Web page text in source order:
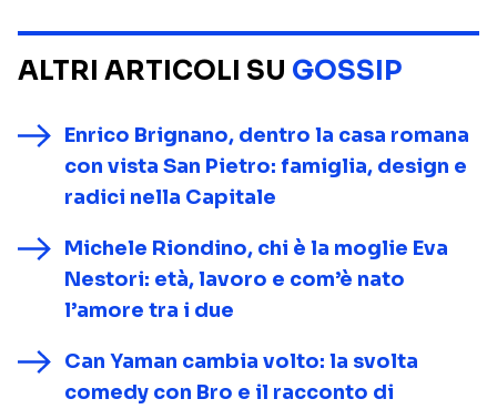
ALTRI ARTICOLI SU GOSSIP
Enrico Brignano, dentro la casa romana
con vista San Pietro: famiglia, design e
radici nella Capitale
Michele Riondino, chi è la moglie Eva
Nestori: età, lavoro e com’è nato
l’amore tra i due
Can Yaman cambia volto: la svolta
comedy con Bro e il racconto di